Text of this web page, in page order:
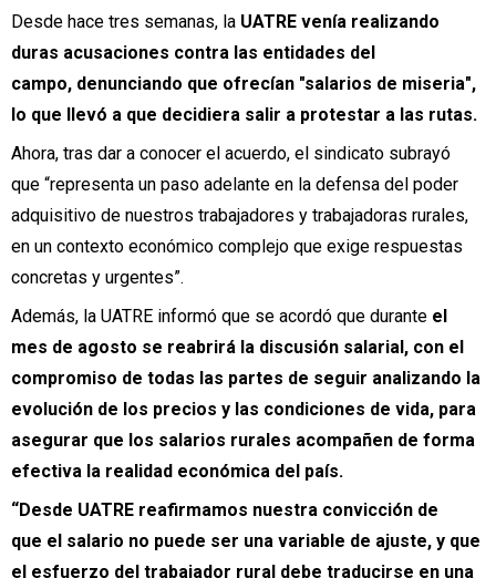
Desde hace tres semanas, la UATRE venía realizando
duras acusaciones contra las entidades del
campo, denunciando que ofrecían "salarios de miseria",
lo que llevó a que decidiera salir a protestar a las rutas.
Ahora, tras dar a conocer el acuerdo, el sindicato subrayó
que “representa un paso adelante en la defensa del poder
adquisitivo de nuestros trabajadores y trabajadoras rurales,
en un contexto económico complejo que exige respuestas
concretas y urgentes”.
Además, la UATRE informó que se acordó que durante el
mes de agosto se reabrirá la discusión salarial, con el
compromiso de todas las partes de seguir analizando la
evolución de los precios y las condiciones de vida, para
asegurar que los salarios rurales acompañen de forma
efectiva la realidad económica del país.
“Desde UATRE reafirmamos nuestra convicción de
que el salario no puede ser una variable de ajuste, y que
el esfuerzo del trabajador rural debe traducirse en una